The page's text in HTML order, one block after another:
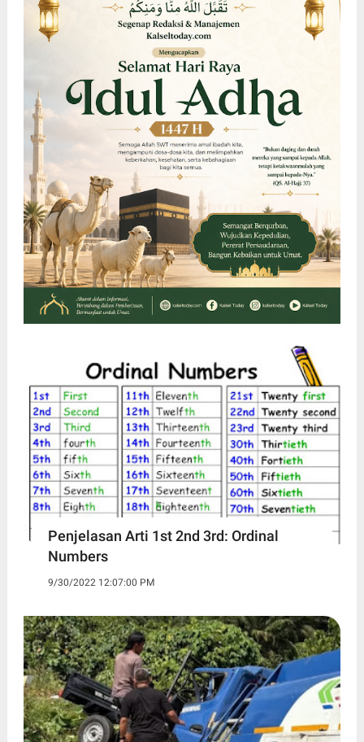
Penjelasan Arti 1st 2nd 3rd: Ordinal
Numbers
9/30/2022 12:07:00 PM